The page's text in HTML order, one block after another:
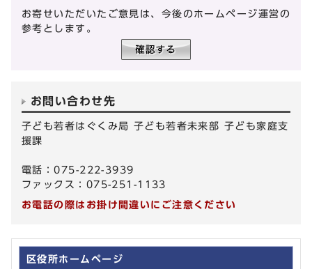
お寄せいただいたご意見は、今後のホームページ運営の
参考とします。
お問い合わせ先
子ども若者はぐくみ局 子ども若者未来部 子ども家庭支
援課
電話：075-222-3939
ファックス：075-251-1133
お電話の際はお掛け間違いにご注意ください
区役所ホームページ